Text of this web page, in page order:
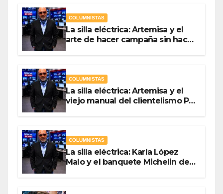
COLUMNISTAS
La silla eléctrica: Artemisa y el
arte de hacer campaña sin hacer
COLUMNISTAS
La silla eléctrica: Artemisa y el
viejo manual del clientelismo Por
COLUMNISTAS
La silla eléctrica: Karla López
Malo y el banquete Michelin del